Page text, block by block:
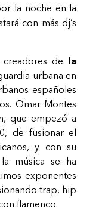
la noche en la
con más dj’s
de la
urbana en
españoles
Omar Montes
que empezó a
de fusionar el
y con su
música se ha
exponentes
trap, hip
flamenco.